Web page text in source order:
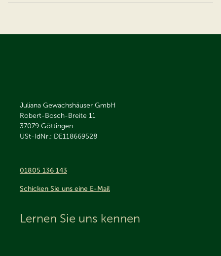
Juliana Gewächshäuser GmbH
Robert-Bosch-Breite 11
37079 Göttingen
USt-IdNr.: DE118669528
01805 136 143
Schicken Sie uns eine E-Mail
Lernen Sie uns kennen